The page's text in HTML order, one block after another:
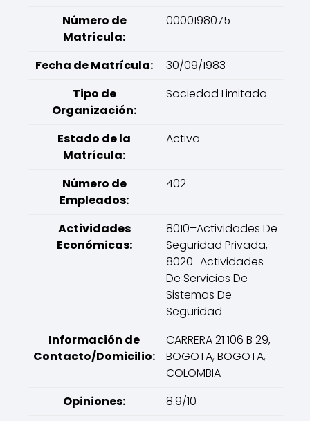
Número de
Matrícula:
0000198075
Fecha de Matrícula:
30/09/1983
Tipo de
Organización:
Sociedad Limitada
Estado de la
Matrícula:
Activa
Número de
Empleados:
402
Actividades
Económicas:
8010–Actividades De
Seguridad Privada,
8020–Actividades
De Servicios De
Sistemas De
Seguridad
Información de
Contacto/Domicilio:
CARRERA 21 106 B 29,
BOGOTA, BOGOTA,
COLOMBIA
Opiniones:
8.9/10